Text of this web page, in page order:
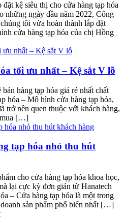
kệ siêu thị cho cửa hàng tạp hóa
ngày đầu năm 2022, Công
tôi vừa hoàn thành lắp đặt
cửa hàng tạp hóa của chị Hồng
tối ưu nhất – Kệ sắt V lỗ
hàng tạp hóa giá rẻ nhất chất
hóa – Mô hình cửa hàng tạp hóa,
trở nên quen thuộc với khách hàng,
mua […]
tạp hóa nhỏ thu hút
cho cửa hàng tạp hóa khoa học,
lại cực kỳ đơn giản từ Hanatech
– Cửa hàng tạp hóa là một trong
sản phẩm phổ biến nhất […]